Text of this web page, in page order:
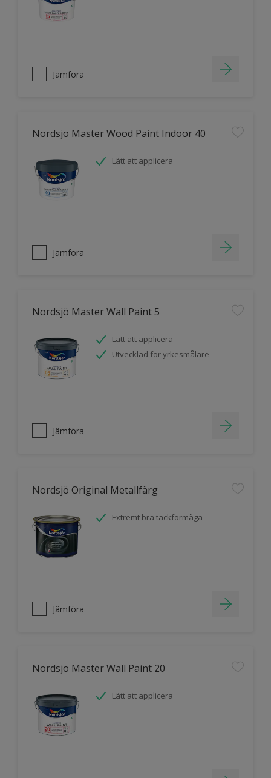
Jämföra
Nordsjö Master Wood Paint Indoor 40
Lätt att applicera
Jämföra
Nordsjö Master Wall Paint 5
Lätt att applicera
Utvecklad för yrkesmålare
Jämföra
Nordsjö Original Metallfärg
Extremt bra täckförmåga
Jämföra
Nordsjö Master Wall Paint 20
Lätt att applicera